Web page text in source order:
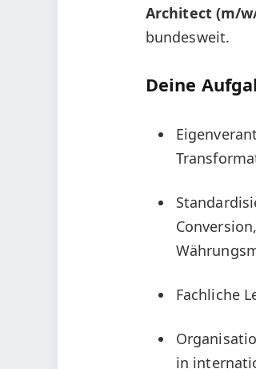
Architect (m/
bundesweit.
Deine
Fachliche
in